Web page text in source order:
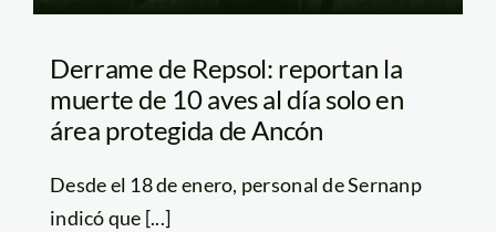
Derrame de Repsol: reportan la
muerte de 10 aves al día solo en
área protegida de Ancón
Desde el 18 de enero, personal de Sernanp
indicó que [...]